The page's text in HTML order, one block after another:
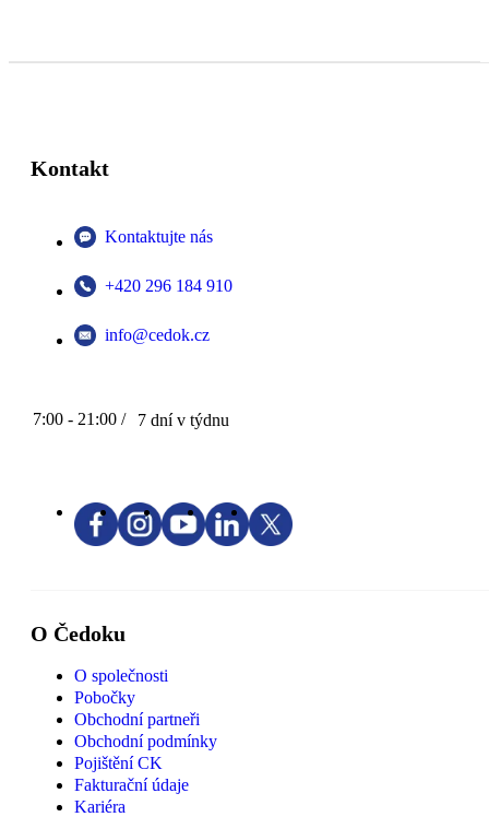
Kontakt
Kontaktujte nás
+420 296 184 910
info@cedok.cz
7:00 - 21:00 / 7 dní v týdnu
O Čedoku
O společnosti
Pobočky
Obchodní partneři
Obchodní podmínky
Pojištění CK
Fakturační údaje
Kariéra